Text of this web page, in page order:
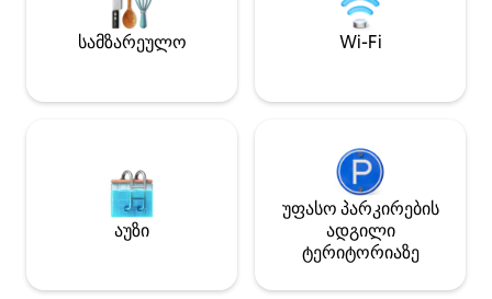
მატრასები • 2 ველოსიპედი
ზაფხულისთვის • 2 შესასვენებელი
ასევე
ნავის
სამზარეულო Wi-Fi
აუზი
უფასო პარკირების
ადგილი
ტერიტორიაზე